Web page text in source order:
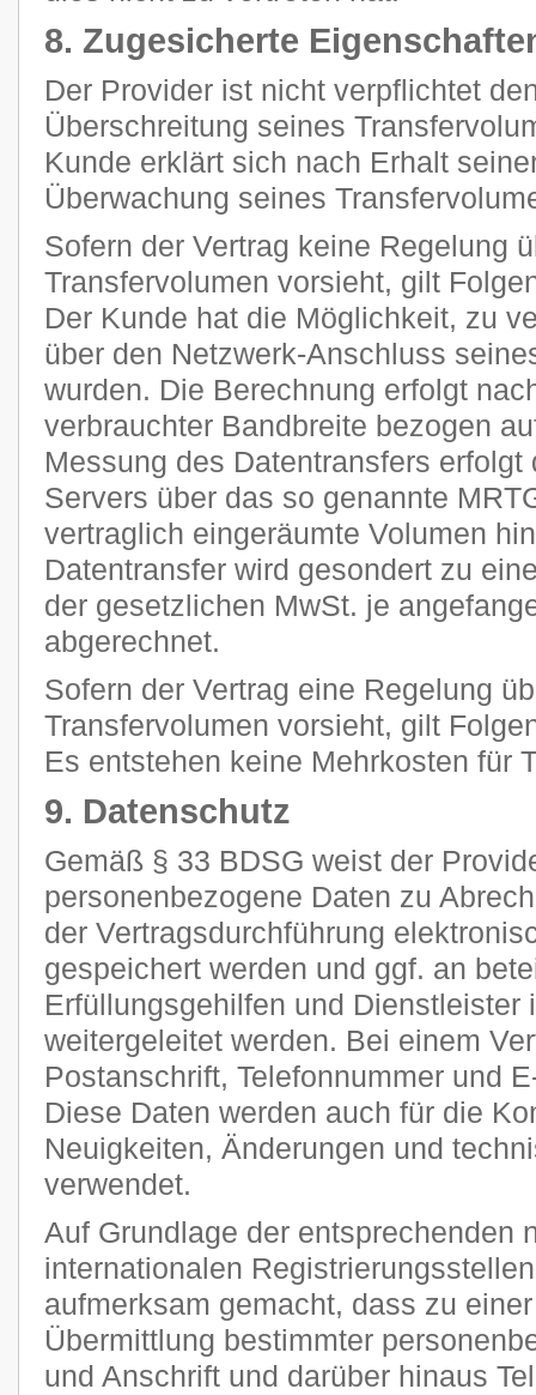
8. Zugesicherte
Der Provider ist nicht verpflichtet
Überschreitung seines
Kunde erklärt sich nach Erhalt
Überwachung seines
Sofern der Vertrag keine Regelung
Transfervolumen vorsieht, gilt
Der Kunde hat die Möglichkeit, zu
über den Netzwerk-Anschluss
wurden. Die Berechnung erfolgt
verbrauchter Bandbreite bezogen
Messung des Datentransfers
Servers über das so genannte
vertraglich eingeräumte Volumen
Datentransfer wird gesondert zu
der gesetzlichen MwSt. je
abgerechnet.
Sofern der Vertrag eine Regelung
Transfervolumen vorsieht, gilt
Es entstehen keine Mehrkosten für
9. Datenschutz
Gemäß § 33 BDSG weist der
personenbezogene Daten zu
der Vertragsdurchführung
gespeichert werden und ggf. an
Erfüllungsgehilfen und Dienstleister
weitergeleitet werden. Bei einem
Postanschrift, Telefonnummer und
Diese Daten werden auch für die
Neuigkeiten, Änderungen und
verwendet.
Auf Grundlage der entsprechenden
internationalen
aufmerksam gemacht, dass zu
Übermittlung bestimmter
und Anschrift und darüber hinaus